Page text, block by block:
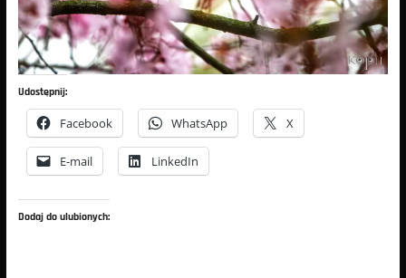
Udostępnij:
Facebook WhatsApp X
E-mail LinkedIn
Dodaj do ulubionych: